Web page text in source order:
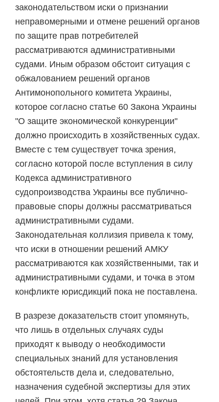
законодательством иски о признании
неправомерными и отмене решений органов
по защите прав потребителей
рассматриваются административными
судами. Иным образом обстоит ситуация с
обжалованием решений органов
Антимонопольного комитета Украины,
которое согласно статье 60 Закона Украины
"О защите экономической конкуренции"
должно происходить в хозяйственных судах.
Вместе с тем существует точка зрения,
согласно которой после вступления в силу
Кодекса административного
судопроизводства Украины все публично-
правовые споры должны рассматриваться
административными судами.
Законодательная коллизия привела к тому,
что иски в отношении решений АМКУ
рассматриваются как хозяйственными, так и
административными судами, и точка в этом
конфликте юрисдикций пока не поставлена.
В разрезе доказательств стоит упомянуть,
что лишь в отдельных случаях суды
приходят к выводу о необходимости
специальных знаний для установления
обстоятельств дела и, следовательно,
назначения судебной экспертизы для этих